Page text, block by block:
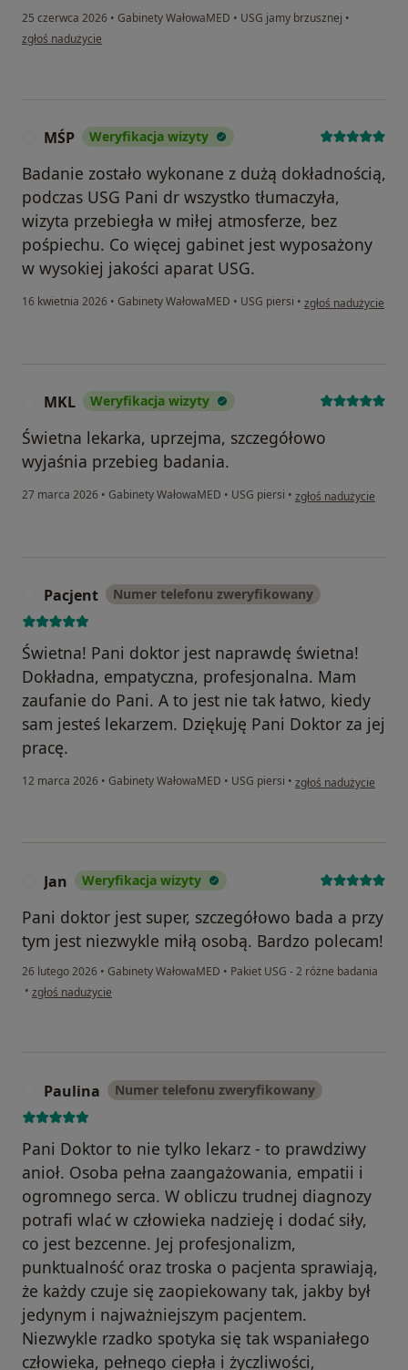
25 czerwca 2026 • Gabinety WałowaMED • USG jamy brzusznej •
w opinii użytkownika Jacek
zgłoś nadużycie
MŚP Weryfikacja wizyty
Badanie zostało wykonane z dużą dokładnością,
podczas USG Pani dr wszystko tłumaczyła,
wizyta przebiegła w miłej atmosferze, bez
pośpiechu. Co więcej gabinet jest wyposażony
w wysokiej jakości aparat USG.
16 kwietnia 2026 • Gabinety WałowaMED • USG piersi • w opinii użytkownika
zgłoś nadużycie
MKL Weryfikacja wizyty
Świetna lekarka, uprzejma, szczegółowo
wyjaśnia przebieg badania.
27 marca 2026 • Gabinety WałowaMED • USG piersi • w opinii użytkownika
zgłoś nadużycie
Pacjent Numer telefonu zweryfikowany
Świetna! Pani doktor jest naprawdę świetna!
Dokładna, empatyczna, profesjonalna. Mam
zaufanie do Pani. A to jest nie tak łatwo, kiedy
sam jesteś lekarzem. Dziękuję Pani Doktor za jej
pracę.
12 marca 2026 • Gabinety WałowaMED • USG piersi • w opinii użytkownika
zgłoś nadużycie
Jan Weryfikacja wizyty
Pani doktor jest super, szczegółowo bada a przy
tym jest niezwykle miłą osobą. Bardzo polecam!
26 lutego 2026 • Gabinety WałowaMED • Pakiet USG - 2 różne badania
• w opinii użytkownika Jan
zgłoś nadużycie
Paulina Numer telefonu zweryfikowany
Pani Doktor to nie tylko lekarz - to prawdziwy
anioł. Osoba pełna zaangażowania, empatii i
ogromnego serca. W obliczu trudnej diagnozy
potrafi wlać w człowieka nadzieję i dodać siły,
co jest bezcenne. Jej profesjonalizm,
punktualność oraz troska o pacjenta sprawiają,
że każdy czuje się zaopiekowany tak, jakby był
jedynym i najważniejszym pacjentem.
Niezwykle rzadko spotyka się tak wspaniałego
człowieka, pełnego ciepła i życzliwości,